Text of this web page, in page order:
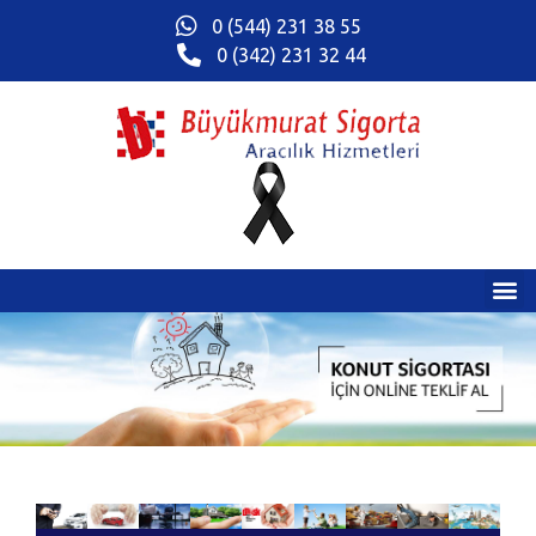
0 (544) 231 38 55
0 (342) 231 32 44